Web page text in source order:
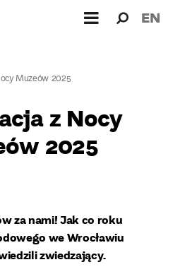
dla: EN
Muzeów 2025
z Nocy
2025
za nami! Jak co roku
we Wrocławiu
zwiedzający.